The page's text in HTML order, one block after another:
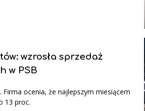
wzrosła sprzedaż
w PSB
Firma ocenia, że najlepszym miesiącem
13 proc.